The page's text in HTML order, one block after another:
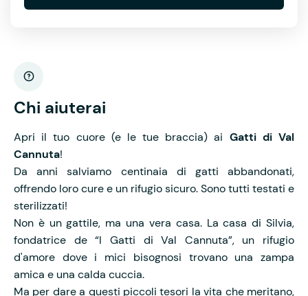
Chi aiuterai
Apri il tuo cuore (e le tue braccia) ai Gatti di Val
Cannuta!
Da anni salviamo centinaia di gatti abbandonati,
offrendo loro cure e un rifugio sicuro. Sono tutti testati e
sterilizzati!
Non è un gattile, ma una vera casa. La casa di Silvia,
fondatrice de “I Gatti di Val Cannuta”, un rifugio
d'amore dove i mici bisognosi trovano una zampa
amica e una calda cuccia.
Ma per dare a questi piccoli tesori la vita che meritano,